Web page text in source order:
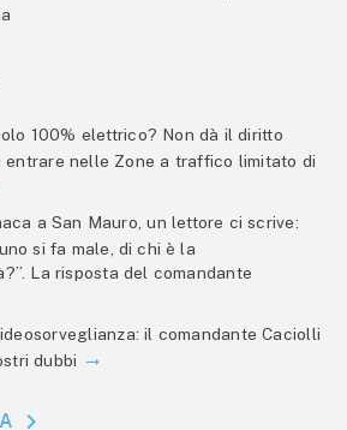
100% elettrico? Non dà il diritto
entrare nelle Zone a traffico limitato di
a San Mauro, un lettore ci scrive:
si fa male, di chi è la
La risposta del comandante
il comandante Caciolli
dubbi